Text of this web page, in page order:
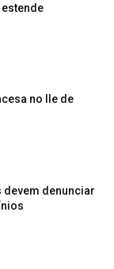
no Ile de
devem denunciar